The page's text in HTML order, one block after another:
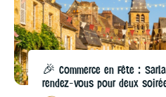
🎉 Commerce en Fête :
rendez-vous pour deux